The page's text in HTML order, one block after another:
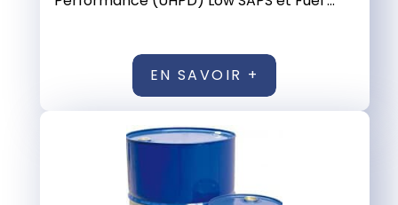
EN SAVOIR +